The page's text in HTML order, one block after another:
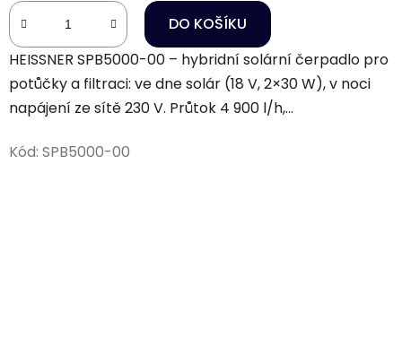
DO KOŠÍKU
HEISSNER SPB5000-00 – hybridní solární čerpadlo pro
potůčky a filtraci: ve dne solár (18 V, 2×30 W), v noci
napájení ze sítě 230 V. Průtok 4 900 l/h,...
Kód: SPB5000-00